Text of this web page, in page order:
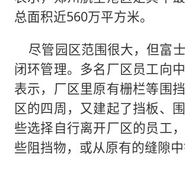
总面积近560万平方米。
尽管园区范围很大，但富
闭环管理。多名厂区员工向
表示，厂区里原有栅栏等围
区的四周，又建起了挡板、
些选择自行离开厂区的员工
些阻挡物，或从原有的缝隙中